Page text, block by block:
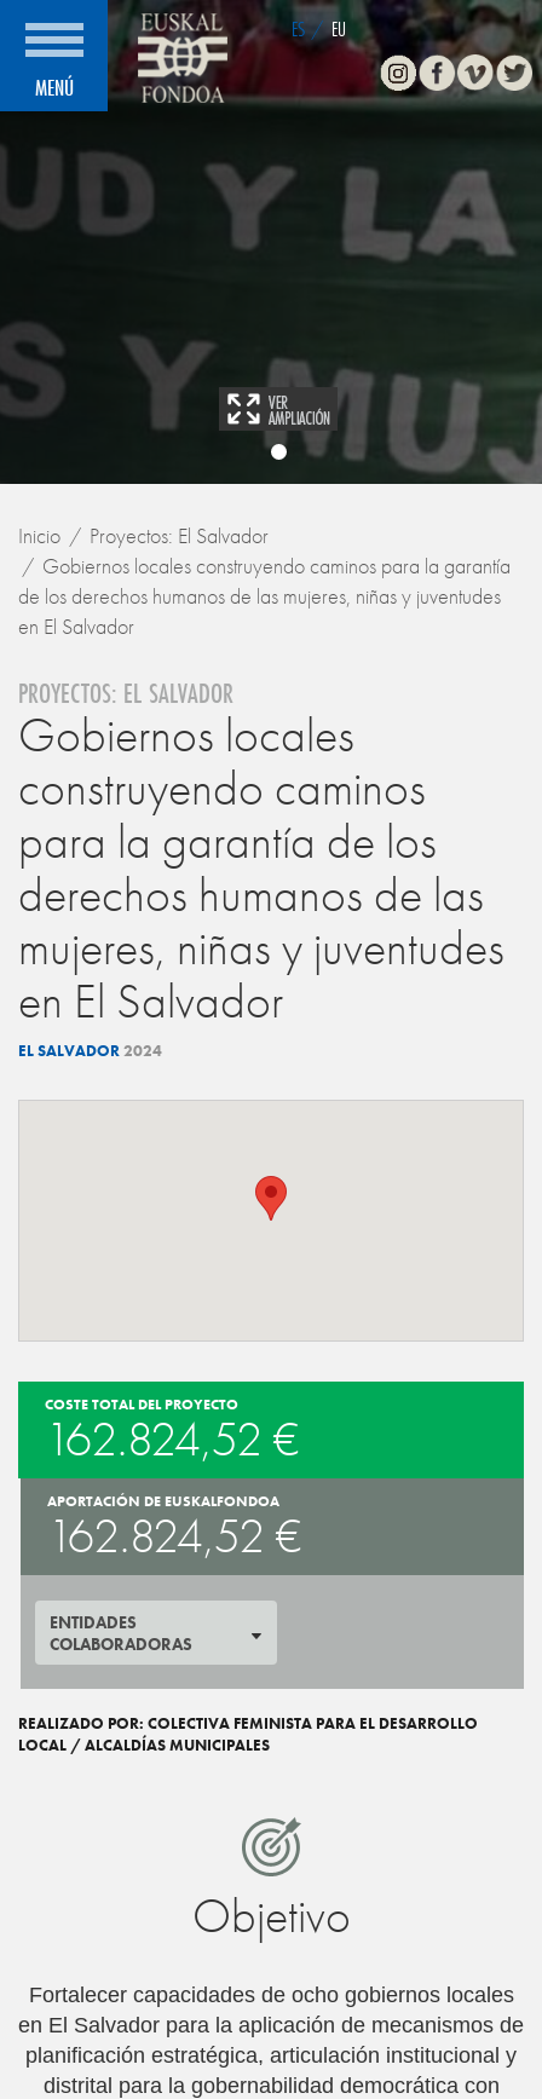
MENÚ
ES / EU
Instagram
Facebook
Vimeo
Inicio
Proyectos: El Salvador
Gobiernos locales construyendo caminos para la garantía
de los derechos humanos de las mujeres, niñas y juventudes
en El Salvador
PROYECTOS: EL SALVADOR
Gobiernos locales
construyendo caminos
para la garantía de los
derechos humanos de las
mujeres, niñas y juventudes
en El Salvador
EL SALVADOR2024
COSTE TOTAL DEL PROYECTO
162.824,52 €
APORTACIÓN DE EUSKALFONDOA
162.824,52 €
ENTIDADES
COLABORADORAS
REALIZADO POR: COLECTIVA FEMINISTA PARA EL DESARROLLO
LOCAL / ALCALDÍAS MUNICIPALES
Objetivo
Fortalecer capacidades de ocho gobiernos locales
en El Salvador para la aplicación de mecanismos de
planificación estratégica, articulación institucional y
distrital para la gobernabilidad democrática con